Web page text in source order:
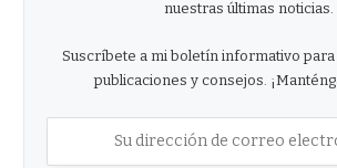
nuestras últimas noticias.
Suscríbete a mi boletín informativo
publicaciones y consejos.